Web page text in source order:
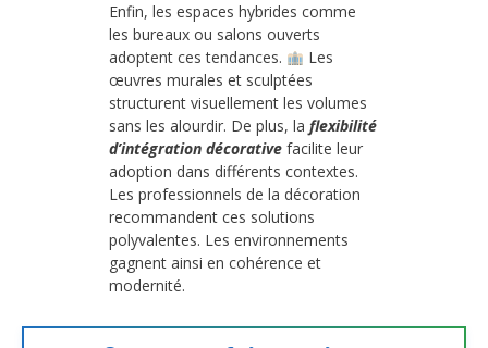
Enfin, les espaces hybrides comme
les bureaux ou salons ouverts
adoptent ces tendances.
Les
œuvres murales et sculptées
structurent visuellement les volumes
sans les alourdir. De plus, la flexibilité
d’intégration décorative facilite leur
adoption dans différents contextes.
Les professionnels de la décoration
recommandent ces solutions
polyvalentes. Les environnements
gagnent ainsi en cohérence et
modernité.